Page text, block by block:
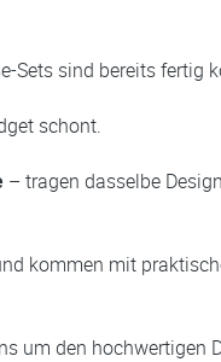
Sets sind bereits
schont.
– tragen dasselbe
kommen mit
um den